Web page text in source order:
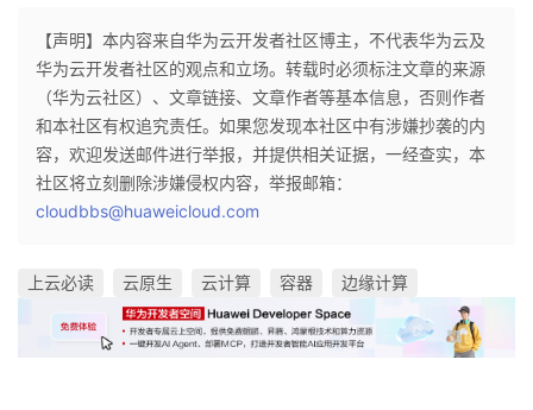
【声明】本内容来自华为云开发者社区博主，不代表华为云及
华为云开发者社区的观点和立场。转载时必须标注文章的来源
（华为云社区）、文章链接、文章作者等基本信息，否则作者
和本社区有权追究责任。如果您发现本社区中有涉嫌抄袭的内
容，欢迎发送邮件进行举报，并提供相关证据，一经查实，本
社区将立刻删除涉嫌侵权内容，举报邮箱：
cloudbbs@huaweicloud.com
上云必读 云原生 云计算 容器 边缘计算